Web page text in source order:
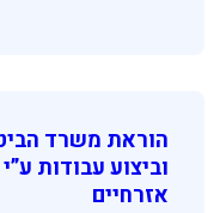
וביצוע עבודות
אזרחיים